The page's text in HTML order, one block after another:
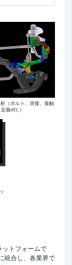
（ボルト、溶接、接触
定義etc.）
ットフォームで
統合し、各業界で